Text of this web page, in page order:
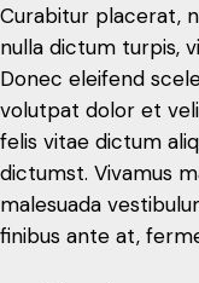
dictumst. Vivamus
malesuada
finibus ante at,
Curabitur placerat,
nulla dictum turpis,
Donec eleifend
volutpat dolor et
Curabitur placerat,
nulla dictum turpis,
Donec eleifend
volutpat dolor et
felis vitae dictum
dictumst. Vivamus
malesuada
finibus ante at,